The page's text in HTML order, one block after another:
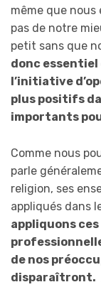
même que
pas de notre
petit sans que
donc essentiel
l’initiative
plus positifs
importants
Comme nous
parle
religion, ses
appliqués dans
appliquons
de nos
disparaîtront.